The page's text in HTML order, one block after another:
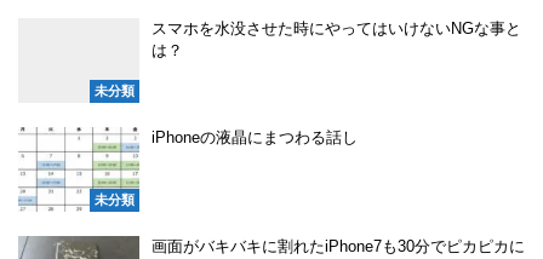
未分類
スマホを水没させた時にやってはいけないNGな事と
は？
未分類
iPhoneの液晶にまつわる話し
画面がバキバキに割れたiPhone7も30分でピカピカに